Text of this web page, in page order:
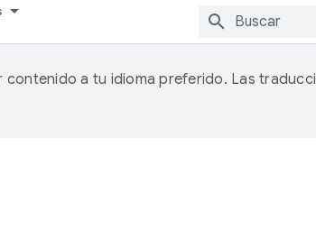
a tu idioma preferido. Las